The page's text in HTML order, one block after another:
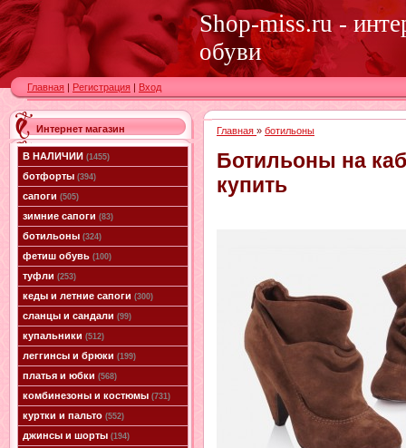
Shop-miss.ru -
обуви
Главная | Регистрация | Вход
Интернет магазин
В НАЛИЧИИ (1455)
ботфорты (394)
сапоги (505)
зимние сапоги (83)
ботильоны (324)
фетиш обувь (100)
туфли (253)
кеды и летние сапоги (300)
сланцы и сандали (99)
купальники (512)
леггинсы и брюки (199)
платья и юбки (568)
комбинезоны и костюмы (731)
куртки и пальто (552)
джинсы и шорты (194)
Главная » ботильоны
Ботильоны на
купить